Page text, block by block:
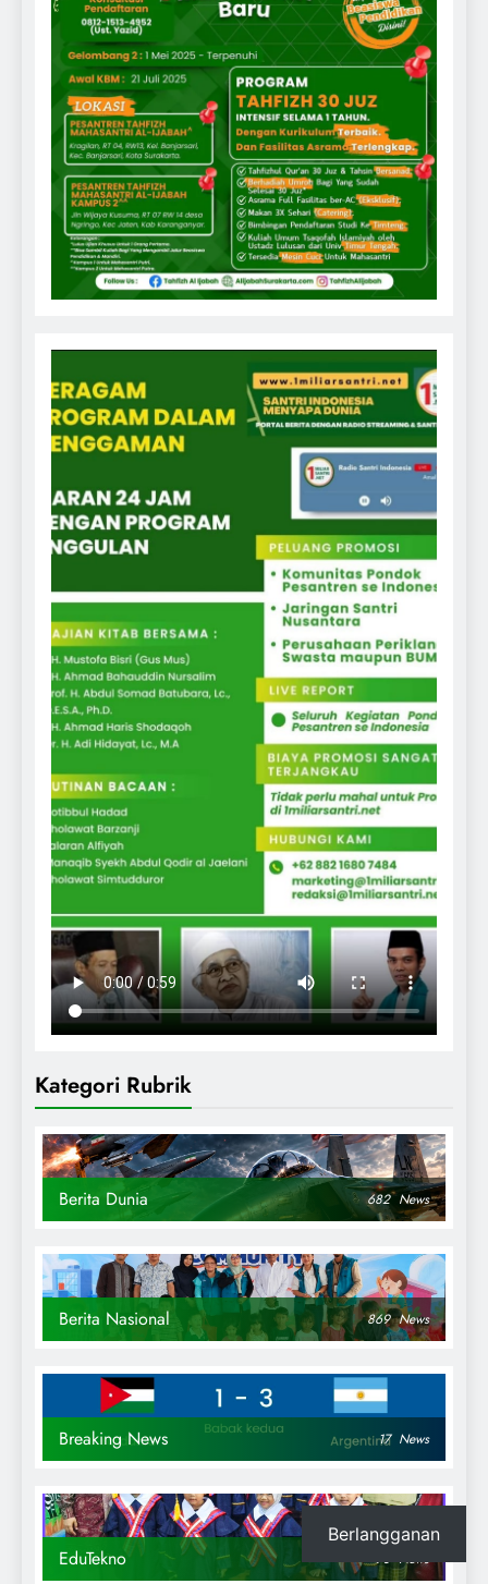
Kategori Rubrik
Berita Dunia 682 News
Berita Nasional 869 News
Breaking News 17 News
EduTekno 90 News
Berlangganan